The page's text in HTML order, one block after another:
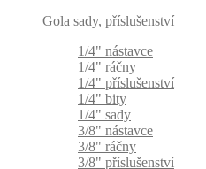
Gola sady, příslušenství
1/4" nástavce
1/4" ráčny
1/4" příslušenství
1/4" bity
1/4" sady
3/8" nástavce
3/8" ráčny
3/8" příslušenství